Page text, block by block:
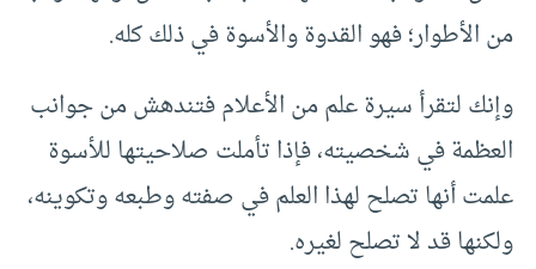
من الأطوار؛ فهو القدوة والأسوة في ذلك كله.
وإنك لتقرأ سيرة علم من الأعلام فتندهش من جوانب
العظمة في شخصيته، فإذا تأملت صلاحيتها للأسوة
علمت أنها تصلح لهذا العلم في صفته وطبعه وتكوينه،
ولكنها قد لا تصلح لغيره.